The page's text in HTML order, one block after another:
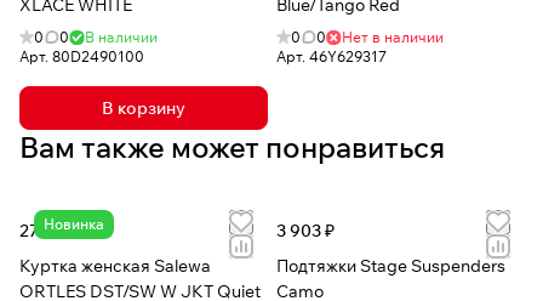
XLACE WHITE
0 0
В наличии
Арт. 80D2490100
В корзину
Blue/Tango Red
0 0
Нет в наличии
Арт. 46Y629317
Вам также может понравиться
Новинка
27 759 ₽
Куртка женская Salewa
ORTLES DST/SW W JKT Quiet
3 903 ₽
Подтяжки Stage Suspenders
Camo